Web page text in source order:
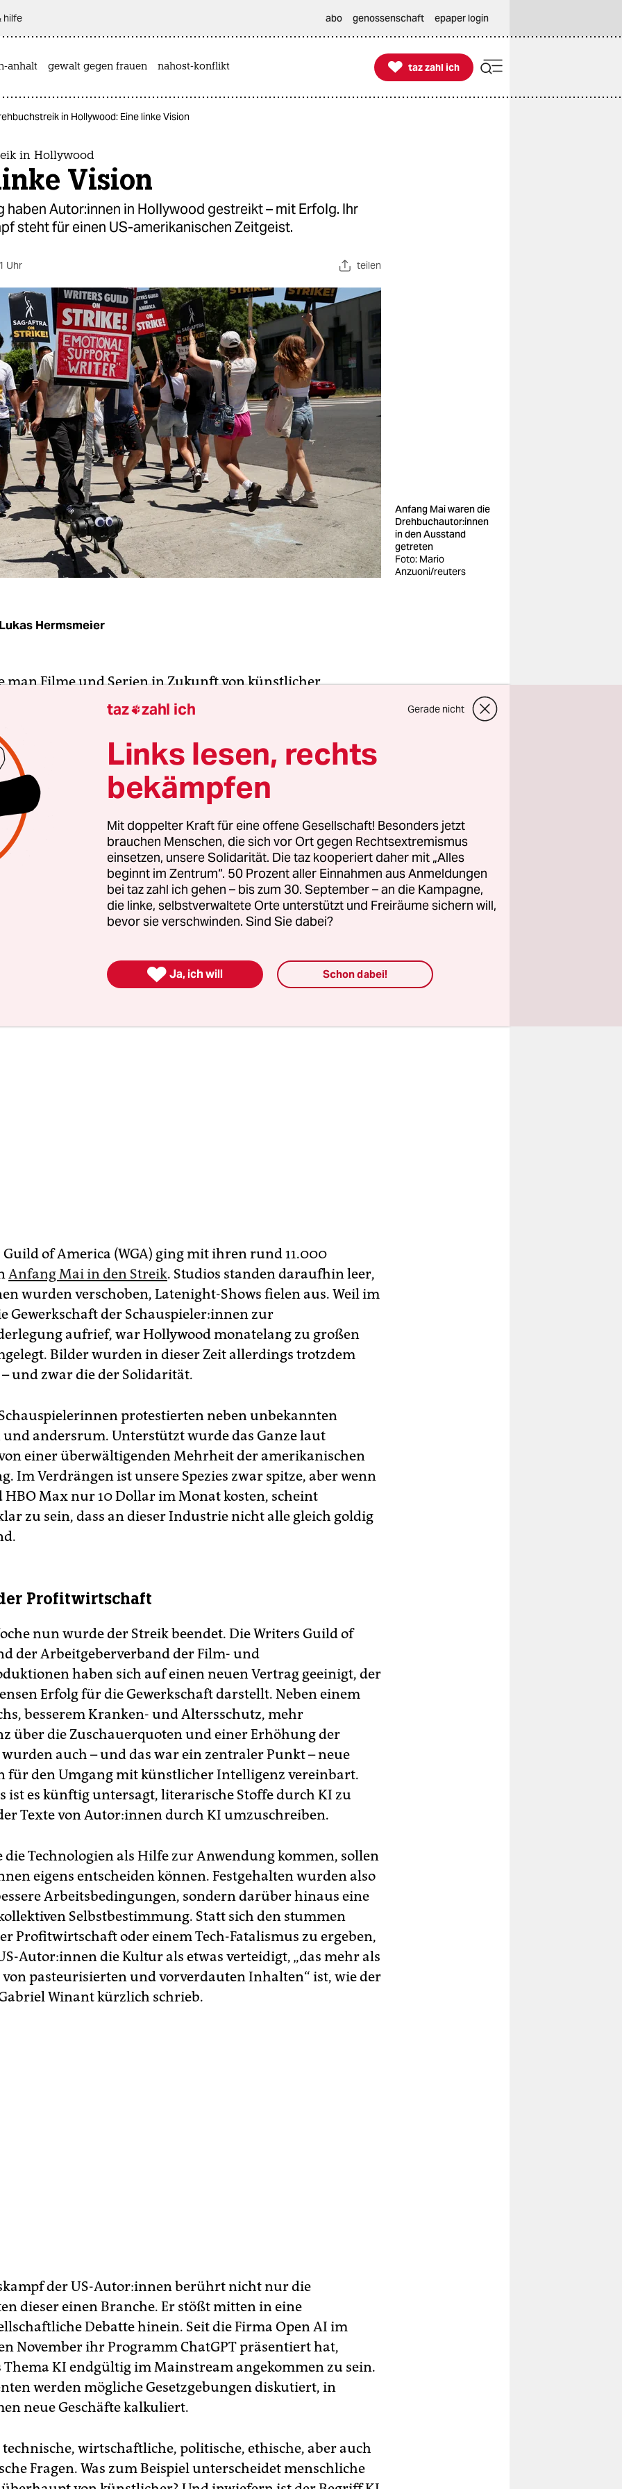
hilfe abo genossenschaft epaper login
anhalt gewalt gegen frauen nahost-konflikt 
taz zahl ich
taz zahl ich
in Hollywood: Eine linke Vision
in Hollywood
Vision
haben Au­to­r:in­nen in Hollywood gestreikt – mit Erfolg. Ihr
steht für einen US-amerikanischen Zeitgeist.
Uhr teilen
Anfang Mai waren die
Dreh­buch­au­to­r:in­nen
in den Ausstand
getreten
Foto: Mario
Anzuoni/reuters
Lukas Hermsmeier
man Filme und Serien in Zukunft von künstlicher
lassen. Man könnte auch Pflegekräfte in
durch Roboter ersetzen. Oder eine neue Steuer
nennen wir sie X, mit der Marskolonisationsfantasien
werden. Und wie wäre es, wenn in den
Maischberger und Anne Will bald nur noch
mit gelegentlicher Emotionssimulierung gegeneinander
das, wenn man ehrlich ist… naja, anderes Thema.
unheimlich viele dumme Sachen machen, nur weil wir
Möglichkeiten dazu haben – beziehungsweise
irgendwann zu erreichen. Oder aber wir überlegen uns
Weise, welche Art von Fortschritt wir eigentlich
der Dreh­buch­au­to­r:in­nen in diesem Sommer getan.
of America (WGA) ging mit ihren rund 11.000
Anfang Mai in den Streik. Studios standen daraufhin leer,
wurden verschoben, Latenight-Shows fielen aus. Weil im
Gewerkschaft der Schau­spie­le­r:in­nen zur
aufrief, war Hollywood monatelang zu großen
Bilder wurden in dieser Zeit allerdings trotzdem
und zwar die der Solidarität.
protestierten neben unbekannten
und andersrum. Unterstützt wurde das Ganze laut
einer überwältigenden Mehrheit der amerikanischen
Im Verdrängen ist unsere Spezies zwar spitze, aber wenn
HBO Max nur 10 Dollar im Monat kosten, scheint
zu sein, dass an dieser Industrie nicht alle gleich goldig
Profitwirtschaft
nun wurde der Streik beendet. Die Writers Guild of
der Arbeitgeberverband der Film- und
haben sich auf einen neuen Vertrag geeinigt, der
Erfolg für die Gewerkschaft darstellt. Neben einem
besserem Kranken- und Altersschutz, mehr
über die Zuschauerquoten und einer Erhöhung der
auch – und das war ein zentraler Punkt – neue
für den Umgang mit künstlicher Intelligenz vereinbart.
ist es künftig untersagt, literarische Stoffe durch KI zu
Texte von Au­to­r:in­nen durch KI umzuschreiben.
die Technologien als Hilfe zur Anwendung kommen, sollen
eigens entscheiden können. Festgehalten wurden also
Arbeitsbedingungen, sondern darüber hinaus eine
Selbstbestimmung. Statt sich den stummen
Profitwirtschaft oder einem Tech-Fatalismus zu ergeben,
Autor:innen die Kultur als etwas verteidigt, „das mehr als
von pasteurisierten und vorverdauten Inhalten“ ist, wie der
Winant kürzlich schrieb.
der US-Autor:innen berührt nicht nur die
dieser einen Branche. Er stößt mitten in eine
Debatte hinein. Seit die Firma Open AI im
November ihr Programm ChatGPT präsentiert hat,
Thema KI endgültig im Mainstream angekommen zu sein.
werden mögliche Gesetzgebungen diskutiert, in
neue Geschäfte kalkuliert.
technische, wirtschaftliche, politische, ethische, aber auch
Fragen. Was zum Beispiel unterscheidet menschliche
taz zahl ich Gerade nicht
Links lesen, rechts
bekämpfen
Mit doppelter Kraft für eine offene Gesellschaft! Besonders jetzt
brauchen Menschen, die sich vor Ort gegen Rechtsextremismus
einsetzen, unsere Solidarität. Die taz kooperiert daher mit „Alles
beginnt im Zentrum“. 50 Prozent aller Einnahmen aus Anmeldungen
bei taz zahl ich gehen – bis zum 30. September – an die Kampagne,
die linke, selbstverwaltete Orte unterstützt und Freiräume sichern will,
bevor sie verschwinden. Sind Sie dabei?
 Ja, ich will Schon dabei!